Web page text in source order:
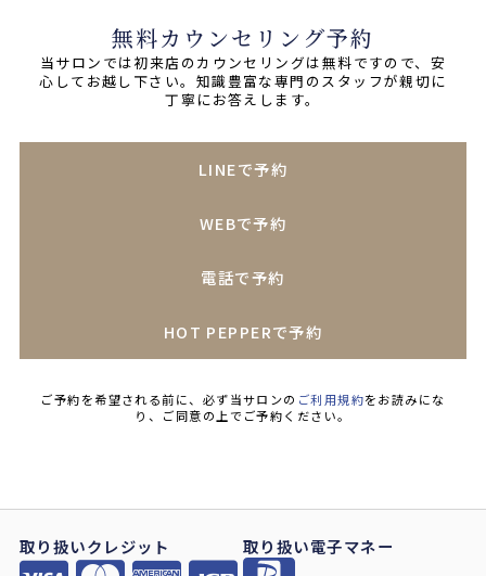
無料カウンセリング予約
当サロンでは初来店のカウンセリングは無料ですので、安
心してお越し下さい。知識豊富な専門のスタッフが親切に
丁寧にお答えします。
LINEで予約
WEBで予約
電話で予約
HOT PEPPERで予約
ご予約を希望される前に、必ず当サロンの ご利用規約をお読みにな
り、ご同意の上でご予約ください。
取り扱いクレジット 取り扱い電子マネー